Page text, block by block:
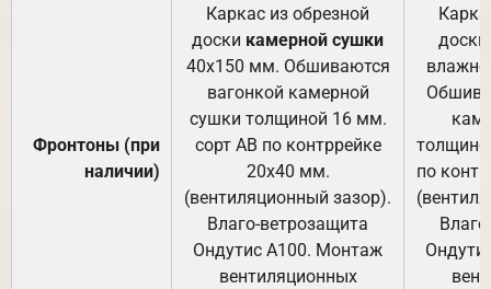
Фронтоны (при
наличии)
Каркас из обрезной
доски камерной сушки
40х150 мм. Обшиваются
вагонкой камерной
сушки толщиной 16 мм.
сорт АВ по контррейке
20х40 мм.
(вентиляционный зазор).
Влаго-ветрозащита
Ондутис А100. Монтаж
вентиляционных
доски
по